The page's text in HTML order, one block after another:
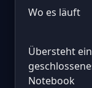
Wo es läuft
Übersteht ein
Notebook